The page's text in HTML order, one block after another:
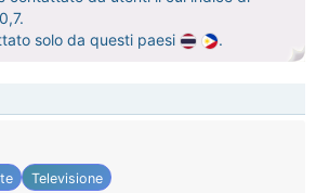
solo da questi paesi
.
Televisione